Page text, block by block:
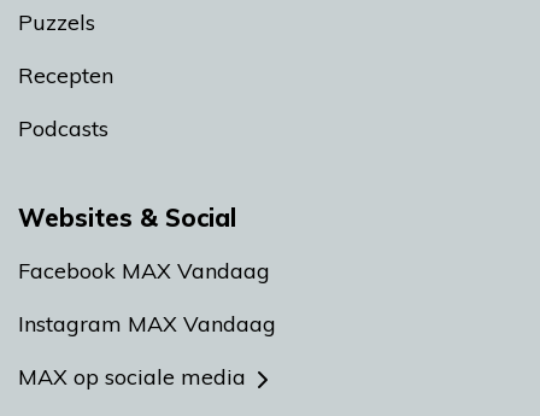
Puzzels
Recepten
Podcasts
Websites & Social
Facebook MAX Vandaag
Instagram MAX Vandaag
MAX op sociale media